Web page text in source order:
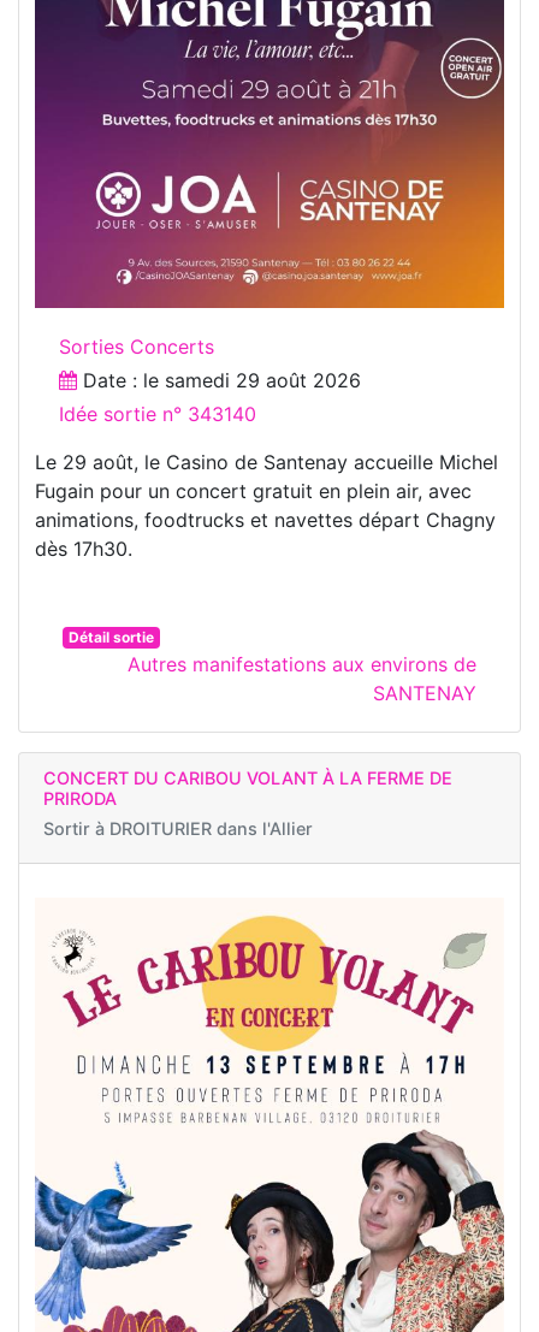
Sorties Concerts
Date : le samedi 29 août 2026
Idée sortie n° 343140
Le 29 août, le Casino de Santenay accueille Michel
Fugain pour un concert gratuit en plein air, avec
animations, foodtrucks et navettes départ Chagny
dès 17h30.
Détail sortie
Autres manifestations aux environs de
SANTENAY
CONCERT DU CARIBOU VOLANT À LA FERME DE
PRIRODA
Sortir à DROITURIER dans l'Allier